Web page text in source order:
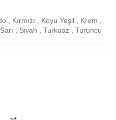
, Kırmızı , Koyu Yeşil , Krem ,
Sarı , Siyah ,Turkuaz ,Turuncu